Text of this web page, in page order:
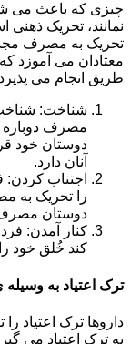
چیزی که باعث می
نمانند، تحریک
تحریک به مصرف
معتادان می آموزد که
طریق انجام می
شناخت:
مصرف دوباره
دوستان خود
آنان دارد.
اجتناب کردن:
را تحریک به
دوستان مصرف
کنار آمدن: فرد
کند خُلق خود
ترک اعتیاد به
داروها ترک اعتیاد
به ترک اعتیاد می